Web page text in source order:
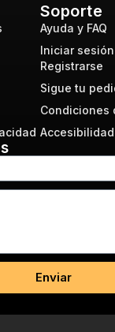
Soporte
Ayuda y FAQ
Iniciar
Registrarse
Sigue tu
Condiciones
Accesibilidad
Enviar